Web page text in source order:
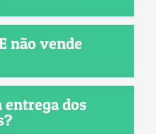
não vende
entrega dos